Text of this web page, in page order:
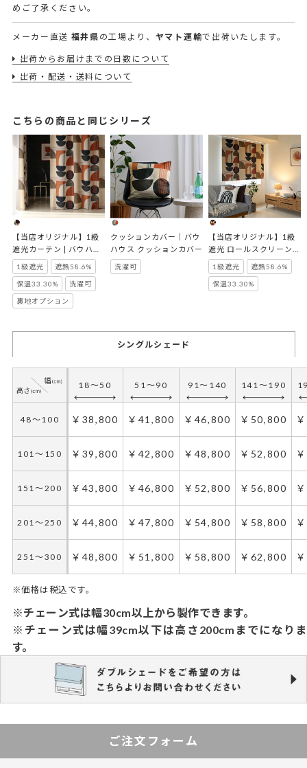
めご了承ください。
メーカー直送 福井県 の工場より、 ヤマト運輸で出荷いたします。
出荷からお届けまでの日数について
出荷・配送・送料について
こちらの商品と同じシリーズ
【当店オリジナル】1級
遮光カーテン | バウハウ
ス
1級遮光 遮熱58.6%
保温33.30% 洗濯可
裏地オプション
クッションカバー｜バウ
ハウス クッションカバー
洗濯可
【当店オリジナル】1級
遮光 ロールスクリーン｜
バウハウス ブロンズ
1級遮光 遮熱58.6%
保温33.30%
シングルシェード
18～50 51～90 91～140 141～190
48～100 ￥38,800 ￥41,800 ￥46,800 ￥50,800
101～150 ￥39,800 ￥42,800 ￥48,800 ￥52,800
151～200 ￥43,800 ￥46,800 ￥52,800 ￥56,800
201～250 ￥44,800 ￥47,800 ￥54,800 ￥58,800
251～300 ￥48,800 ￥51,800 ￥58,800 ￥62,800
※価格は税込です。
※チェーン式は幅30cm以上から製作できます。
※チェーン式は幅39cm以下は高さ200cmまでになりま
す。
ご注文フォーム